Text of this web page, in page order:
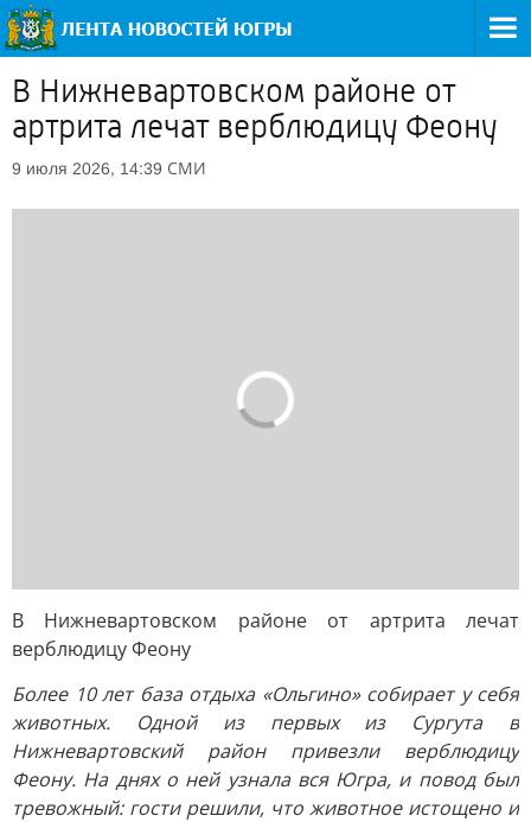
В Нижневартовском районе от
артрита лечат верблюдицу Феону
9 июля 2026, 14:39 СМИ
В Нижневартовском районе от артрита лечат
верблюдицу Феону
Более 10 лет база отдыха «Ольгино» собирает у себя
животных. Одной из первых из Сургута в
Нижневартовский район привезли верблюдицу
Феону. На днях о ней узнала вся Югра, и повод был
тревожный: гости решили, что животное истощено и